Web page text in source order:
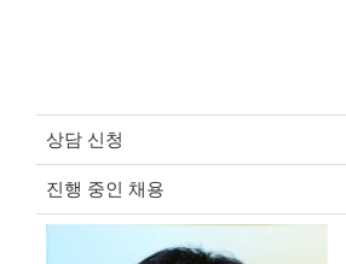
상담 신청
진행 중인 채용